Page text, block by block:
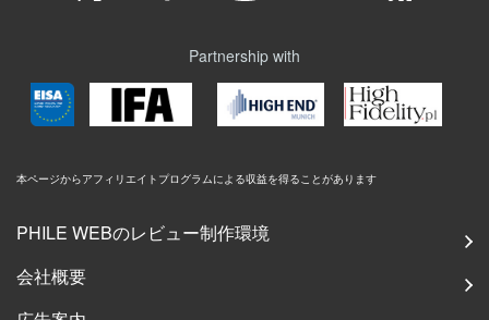
Partnership with
本ページからアフィリエイトプログラムによる収益を得ることがあります
PHILE WEBのレビュー制作環境
会社概要